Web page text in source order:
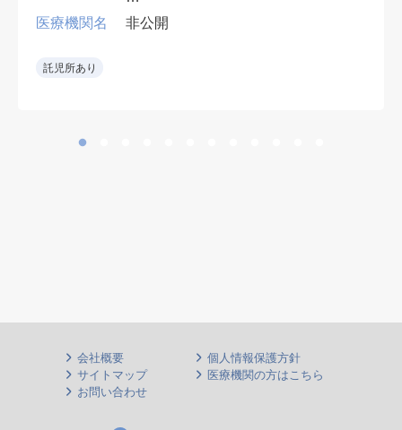
•専門医必須。外傷・人工関節を中
医療機関名 非公開
託児所あり
会社概要
個人情報保護方針
サイトマップ
医療機関の方はこちら
お問い合わせ